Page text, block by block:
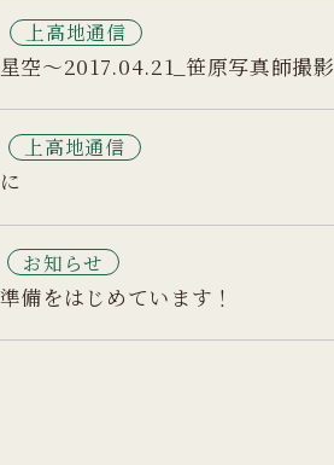
上高地通信
空～2017.04.21_笹原写真師撮影
上高地通信
お知らせ
備をはじめています！